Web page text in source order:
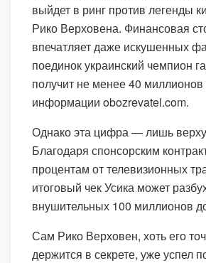
выйдет в ринг против легенды
Рико Верховена. Финансовая
впечатляет даже искушенных
поединок украинский чемпион
получит не менее 40
информации obozrevatel.com.
Однако эта цифра — лишь
Благодаря спонсорским
процентам от телевизионных
итоговый чек Усика может
внушительных 100 миллионов
Сам Рико Верховен, хоть его
держится в секрете, уже успел